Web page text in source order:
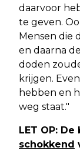
daarvoor
te geven.
Mensen die
en daarna
doden
krijgen.
hebben en
weg staat."
LET OP:
schokkend